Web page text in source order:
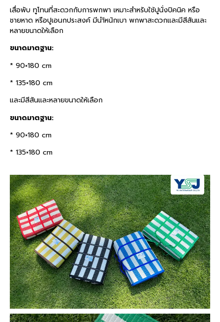
เสื่อพับ ทูโทนที่สะดวกกับการพกพา เหมาะสำหรับใช้ปูนั่งปิคนิค หรือ
ชายหาด หรือปูเอนกประสงค์ มีนำ้หนักเบา พกพาสะดวกและมีสีสันและ
หลายขนาดให้เลือก
ขนาดมาตฐาน:
* 90×180 cm
* 135×180 cm
และมีสีสันและหลายขนาดให้เลือก
ขนาดมาตฐาน:
* 90×180 cm
* 135×180 cm